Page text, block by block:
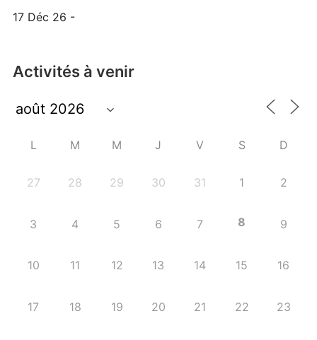
17 Déc 26 -
Activités à venir
L M M J V S D
27 28 29 30 31 1 2
3 4 5 6 7 8 9
10 11 12 13 14 15 16
17 18 19 20 21 22 23